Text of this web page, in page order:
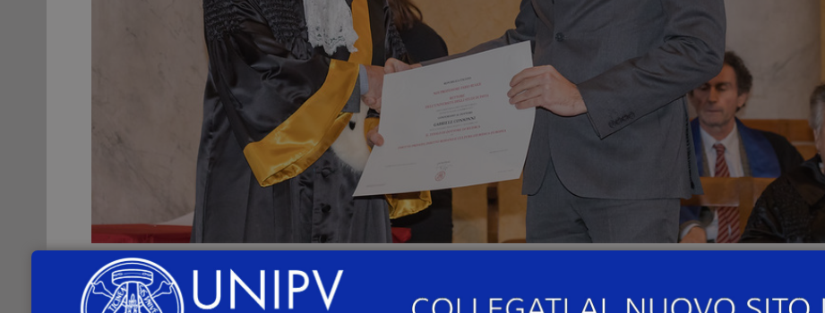
È online alla pagina http://phd.unipv.it/bando-36/
di dottorato di ricerca
– XXXVI ciclo
(anno accademico 2020/2021) con sede amministrativa